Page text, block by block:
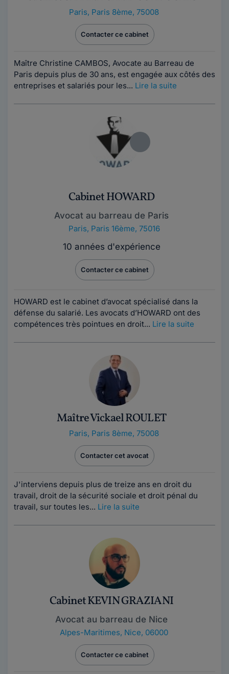
Paris, Paris 8ème, 75008
Contacter ce cabinet
Maître Christine CAMBOS, Avocate au Barreau de
Paris depuis plus de 30 ans, est engagée aux côtés des
entreprises et salariés pour les... Lire la suite
Cabinet HOWARD
Avocat au barreau de Paris
Paris, Paris 16ème, 75016
10 années d'expérience
Contacter ce cabinet
HOWARD est le cabinet d’avocat spécialisé dans la
défense du salarié. Les avocats d’HOWARD ont des
compétences très pointues en droit... Lire la suite
Maître Vickael ROULET
Paris, Paris 8ème, 75008
Contacter cet avocat
J'interviens depuis plus de treize ans en droit du
travail, droit de la sécurité sociale et droit pénal du
travail, sur toutes les... Lire la suite
Cabinet KEVIN GRAZIANI
Avocat au barreau de Nice
Alpes-Maritimes, Nice, 06000
Contacter ce cabinet